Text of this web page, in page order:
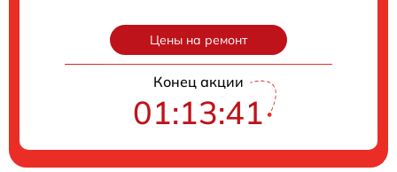
Цены на ремонт
Конец акции
01:13:40